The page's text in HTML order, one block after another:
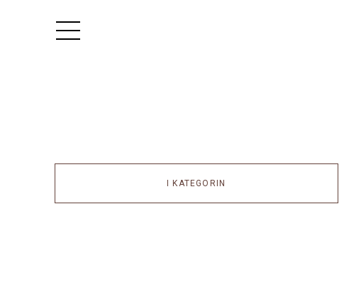
I KATEGORIN